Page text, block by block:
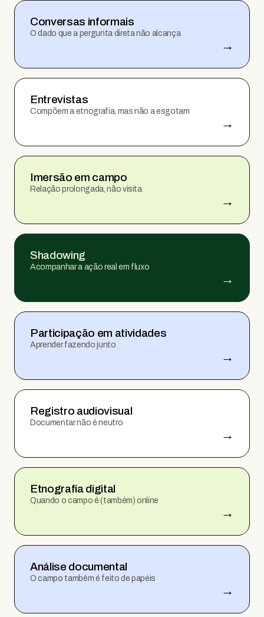
Conversas informais
O dado que a pergunta direta não alcança
→
Entrevistas
Compõem a etnografia, mas não a esgotam
→
Imersão em campo
Relação prolongada, não visita
→
Shadowing
Acompanhar a ação real em fluxo
→
Participação em atividades
Aprender fazendo junto
→
Registro audiovisual
Documentar não é neutro
→
Etnografia digital
Quando o campo é (também) online
→
Análise documental
O campo também é feito de papéis
→